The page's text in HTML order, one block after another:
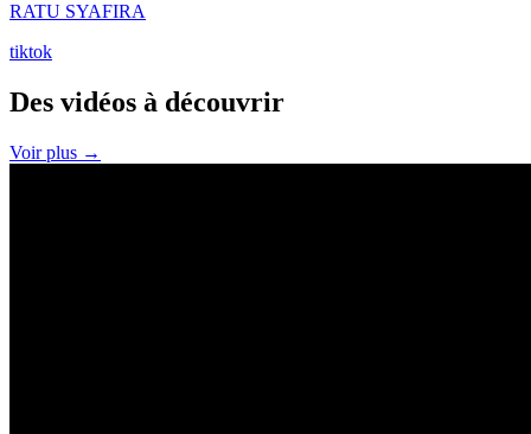
RATU SYAFIRA
tiktok
Des vidéos à découvrir
Voir plus →